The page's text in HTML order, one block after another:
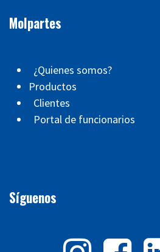
Molpartes
¿Quienes somos?
Productos
Clientes
Portal de funcionarios
Síguenos